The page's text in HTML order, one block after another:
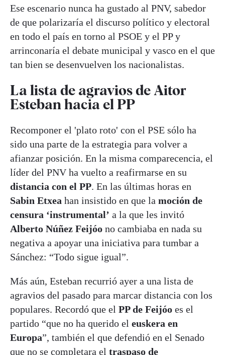
Ese escenario nunca ha gustado al PNV, sabedor
de que polarizaría el discurso político y electoral
en todo el país en torno al PSOE y el PP y
arrinconaría el debate municipal y vasco en el que
tan bien se desenvuelven los nacionalistas.
La lista de agravios de Aitor
Esteban hacia el PP
Recomponer el 'plato roto' con el PSE sólo ha
sido una parte de la estrategia para volver a
afianzar posición. En la misma comparecencia, el
líder del PNV ha vuelto a reafirmarse en su
distancia con el PP. En las últimas horas en
Sabin Etxea han insistido en que la moción de
censura ‘instrumental’ a la que les invitó
Alberto Núñez Feijóo no cambiaba en nada su
negativa a apoyar una iniciativa para tumbar a
Sánchez: “Todo sigue igual”.
Más aún, Esteban recurrió ayer a una lista de
agravios del pasado para marcar distancia con los
populares. Recordó que el PP de Feijóo es el
partido “que no ha querido el euskera en
Europa”, también el que defendió en el Senado
que no se completara el traspaso de